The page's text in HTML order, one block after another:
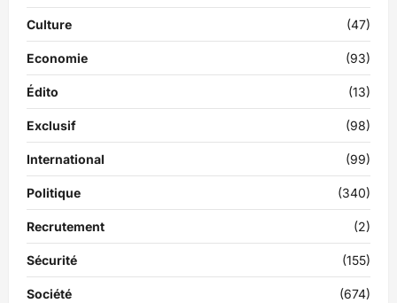
Culture (47)
Economie (93)
Édito (13)
Exclusif (98)
International (99)
Politique (340)
Recrutement (2)
Sécurité (155)
Société (674)